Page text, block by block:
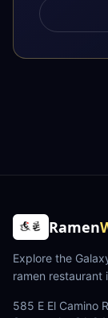
Ramen
Explore the
ramen restaurant
585 E El Camino